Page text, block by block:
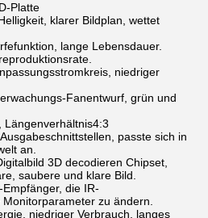
Platte
klarer Bildplan, wettet
lange Lebensdauer.
niedriger
Fanentwurf, grün und
Längenverhältnis4:3
passte sich in
an.
3D decodieren Chipset,
saubere und klare Bild.
die IR-
zu ändern.
niedriger Verbrauch, langes